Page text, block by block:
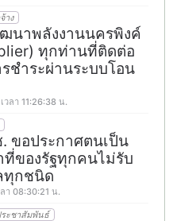
าง
นาพลังงานนครพิงค์
ทุกท่านที่ติดต่อ
ชำระผ่านระบบโอน
ลา 11:26:38 น.
ขอประกาศตนเป็น
ของรัฐทุกคนไม่รับ
ทุกชนิด
า 08:30:21 น.
ะชาสัมพันธ์